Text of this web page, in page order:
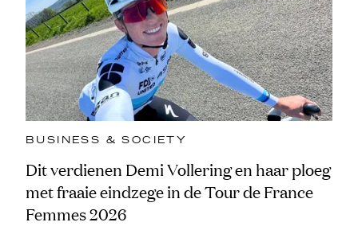
BUSINESS & SOCIETY
Dit verdienen Demi Vollering en haar ploeg
met fraaie eindzege in de Tour de France
Femmes 2026